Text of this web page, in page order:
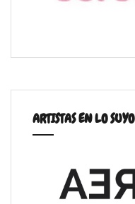
ARTISTAS EN LO SUYO